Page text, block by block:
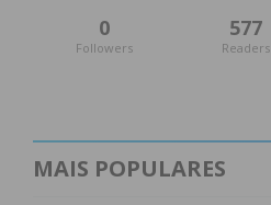
0
Followers
577
Readers
MAIS POPULARES